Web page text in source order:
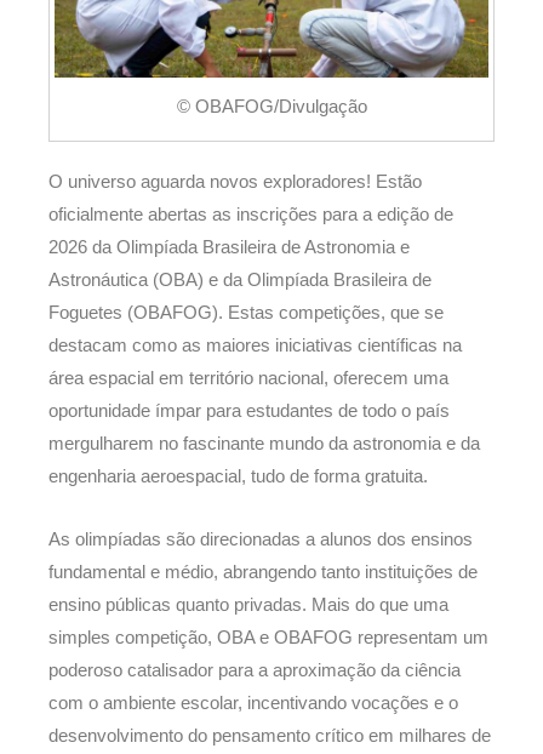
© OBAFOG/Divulgação
O universo aguarda novos exploradores! Estão
oficialmente abertas as inscrições para a edição de
2026 da Olimpíada Brasileira de Astronomia e
Astronáutica (OBA) e da Olimpíada Brasileira de
Foguetes (OBAFOG). Estas competições, que se
destacam como as maiores iniciativas científicas na
área espacial em território nacional, oferecem uma
oportunidade ímpar para estudantes de todo o país
mergulharem no fascinante mundo da astronomia e da
engenharia aeroespacial, tudo de forma gratuita.
As olimpíadas são direcionadas a alunos dos ensinos
fundamental e médio, abrangendo tanto instituições de
ensino públicas quanto privadas. Mais do que uma
simples competição, OBA e OBAFOG representam um
poderoso catalisador para a aproximação da ciência
com o ambiente escolar, incentivando vocações e o
desenvolvimento do pensamento crítico em milhares de